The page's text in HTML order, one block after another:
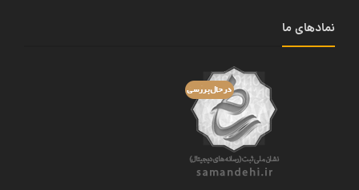
نمادهای ما